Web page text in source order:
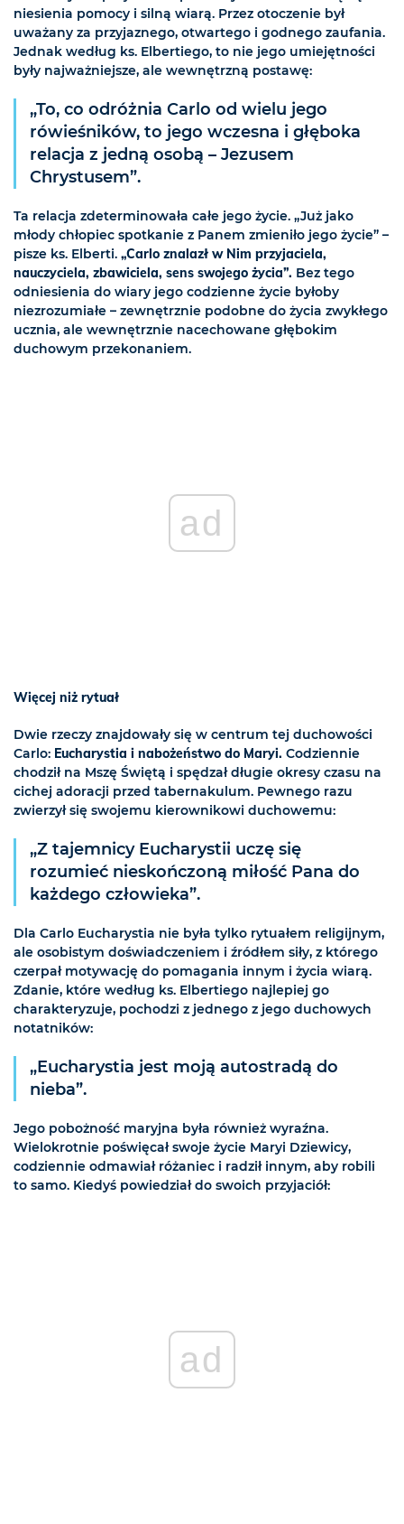
niesienia pomocy i silną wiarą. Przez otoczenie był
uważany za przyjaznego, otwartego i godnego zaufania.
Jednak według ks. Elbertiego, to nie jego umiejętności
były najważniejsze, ale wewnętrzną postawę:
„To, co odróżnia Carlo od wielu jego
rówieśników, to jego wczesna i głęboka
relacja z jedną osobą – Jezusem
Chrystusem”.
Ta relacja zdeterminowała całe jego życie. „Już jako
młody chłopiec spotkanie z Panem zmieniło jego życie” –
pisze ks. Elberti. „Carlo znalazł w Nim przyjaciela,
nauczyciela, zbawiciela, sens swojego życia”. Bez tego
odniesienia do wiary jego codzienne życie byłoby
niezrozumiałe – zewnętrznie podobne do życia zwykłego
ucznia, ale wewnętrznie nacechowane głębokim
duchowym przekonaniem.
ad
Więcej niż rytuał
Dwie rzeczy znajdowały się w centrum tej duchowości
Carlo: Eucharystia i nabożeństwo do Maryi. Codziennie
chodził na Mszę Świętą i spędzał długie okresy czasu na
cichej adoracji przed tabernakulum. Pewnego razu
zwierzył się swojemu kierownikowi duchowemu:
„Z tajemnicy Eucharystii uczę się
rozumieć nieskończoną miłość Pana do
każdego człowieka”.
Dla Carlo Eucharystia nie była tylko rytuałem religijnym,
ale osobistym doświadczeniem i źródłem siły, z którego
czerpał motywację do pomagania innym i życia wiarą.
Zdanie, które według ks. Elbertiego najlepiej go
charakteryzuje, pochodzi z jednego z jego duchowych
notatników:
„Eucharystia jest moją autostradą do
nieba”.
Jego pobożność maryjna była również wyraźna.
Wielokrotnie poświęcał swoje życie Maryi Dziewicy,
codziennie odmawiał różaniec i radził innym, aby robili
to samo. Kiedyś powiedział do swoich przyjaciół:
ad